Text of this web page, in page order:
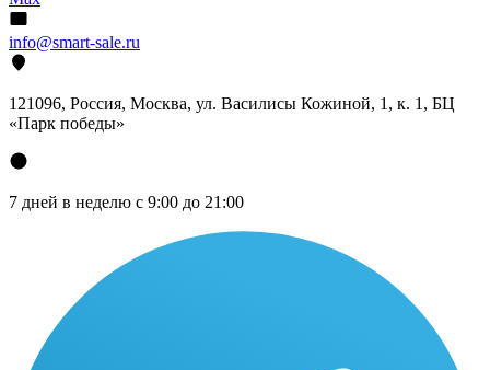
info@smart-sale.ru
121096, Россия, Москва, ул. Василисы Кожиной, 1, к. 1, БЦ
«Парк победы»
7 дней в неделю с 9:00 до 21:00